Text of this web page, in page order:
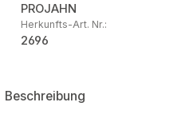
PROJAHN
Herkunfts-Art. Nr.:
2696
Beschreibung